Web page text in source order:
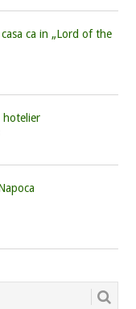
ca in „Lord of the
hotelier